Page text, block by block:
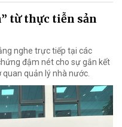
từ thực tiễn sản
nghe trực tiếp tại các
đậm nét cho sự gắn kết
quản lý nhà nước.